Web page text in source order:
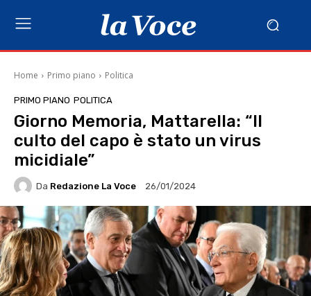
Home Primo piano Politica
PRIMO PIANO POLITICA
Giorno Memoria, Mattarella: “Il
culto del capo è stato un virus
micidiale”
Da Redazione La Voce 26/01/2024